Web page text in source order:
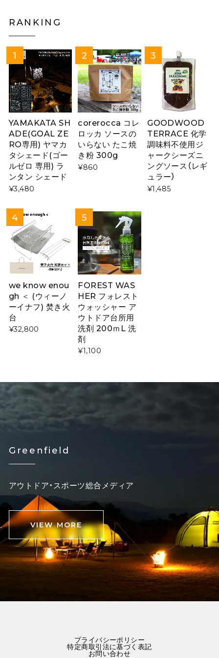
RANKING
YAMAKATA SH
ADE(GOAL ZE
RO専用) ヤマカ
タシェード(ゴー
ルゼロ 専用) ラ
ンタン シェード
¥3,480
corerocca コレ
ロッカ ソースの
いらない たこ焼
き粉 300g
¥860
GOODWOOD
TERRACE 化学
調味料不使用ジ
ャークシーズニ
ングソース（レギ
ュラー）
¥1,485
we know enou
gh ＜ (ウィーノ
ーイナフ) 焚き火
台
¥32,800
FOREST WAS
HER フォレスト
ウォッシャー ア
ウトドア台所用
洗剤 200ｍL 洗
剤
¥1,100
Greenfield
アウトドア・スポーツ総合メディア
VIEW MORE
プライバシーポリシー
特定商取引法に基づく表記
お問い合わせ